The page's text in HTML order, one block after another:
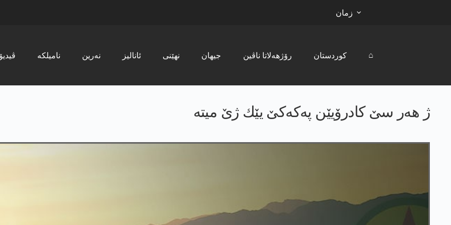
زمان
ڤیدیۆ نامیلکە نەرین ئانالیز نھێنی جیھان رۆژھەلاتا ناڤین کوردستان ⌂
ژ هه‌ر سێ كادرۆیێن په‌كه‌كێ یێك ژێ میته‌